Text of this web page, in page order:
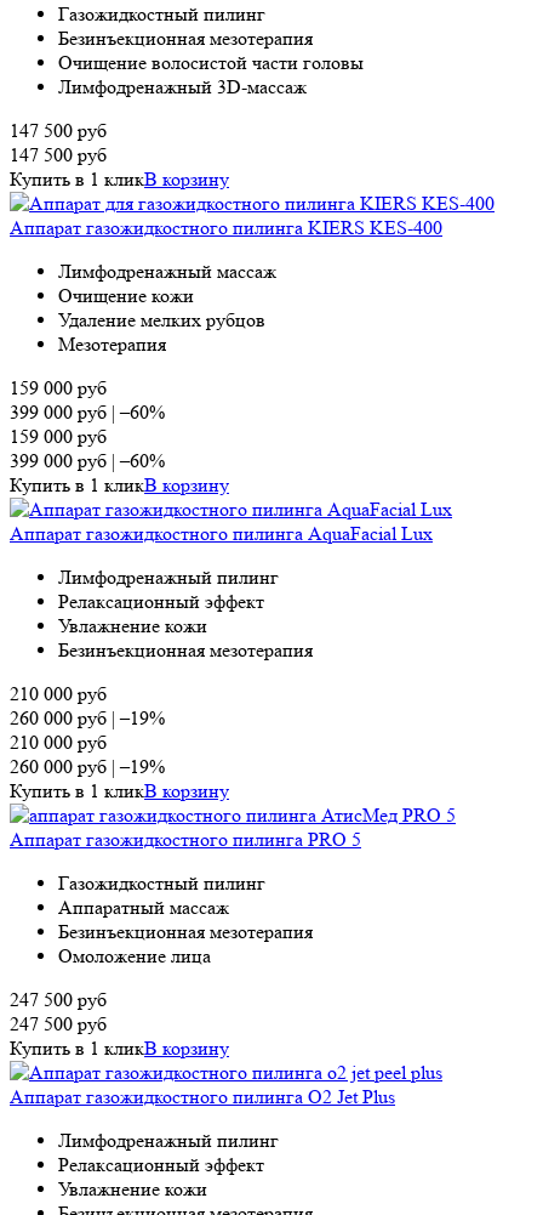
Газожидкостный пилинг
Безинъекционная мезотерапия
Очищение волосистой части головы
Лимфодренажный 3D-массаж
147 500 руб
147 500 руб
Купить в 1 кликВ корзину
Аппарат газожидкостного пилинга KIERS KES-400
Лимфодренажный массаж
Очищение кожи
Удаление мелких рубцов
Мезотерапия
159 000 руб
399 000 руб |–60%
159 000 руб
399 000 руб |–60%
Купить в 1 кликВ корзину
Аппарат газожидкостного пилинга AquaFacial Lux
Лимфодренажный пилинг
Релаксационный эффект
Увлажнение кожи
Безинъекционная мезотерапия
210 000 руб
260 000 руб |–19%
210 000 руб
260 000 руб |–19%
Купить в 1 кликВ корзину
Аппарат газожидкостного пилинга PRO 5
Газожидкостный пилинг
Аппаратный массаж
Безинъекционная мезотерапия
Омоложение лица
247 500 руб
247 500 руб
Купить в 1 кликВ корзину
Аппарат газожидкостного пилинга O2 Jet Plus
Лимфодренажный пилинг
Релаксационный эффект
Увлажнение кожи